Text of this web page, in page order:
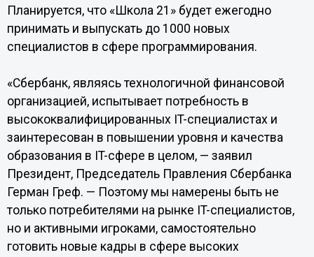
Планируется, что «Школа 21» будет ежегодно
принимать и выпускать до 1000 новых
специалистов в сфере программирования.
«Сбербанк, являясь технологичной финансовой
организацией, испытывает потребность в
высококвалифицированных IT-специалистах и
заинтересован в повышении уровня и качества
образования в IT-сфере в целом, — заявил
Президент, Председатель Правления Сбербанка
Герман Греф. — Поэтому мы намерены быть не
только потребителями на рынке IT-специалистов,
но и активными игроками, самостоятельно
готовить новые кадры в сфере высоких